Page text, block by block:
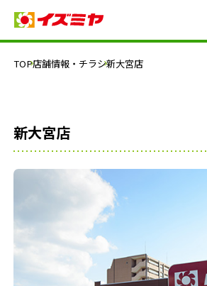
TOP店舗情報・チラシ新大宮店
新大宮店